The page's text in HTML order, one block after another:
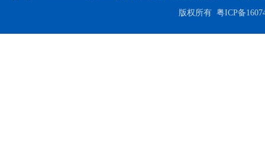
版权所有 粤ICP备